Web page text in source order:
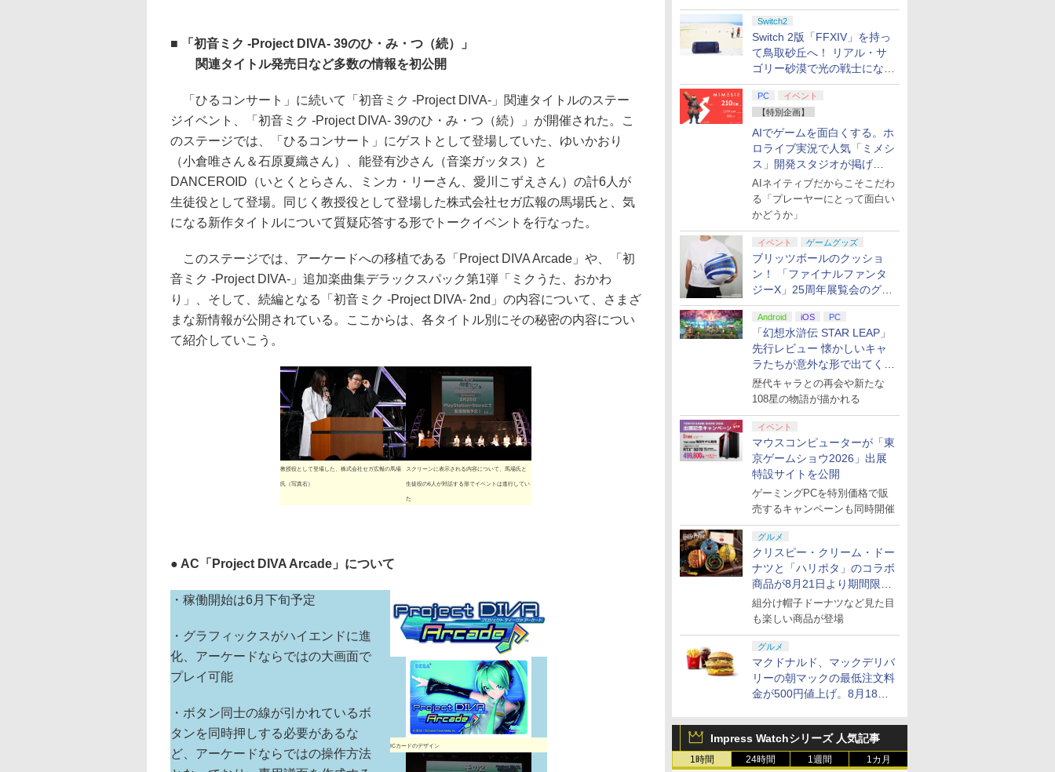
Switch2
Switch 2版「FFXIV」を持っ
て鳥取砂丘へ！ リアル・サ
ゴリー砂漠で光の戦士になっ
てみた
PC
イベント
【特別企画】
AIでゲームを面白くする。ホ
ロライブ実況で人気「ミメシ
ス」開発スタジオが掲げ
る“AI活用の信念”とは？【講
演レポート】
AIネイティブだからこそこだわ
る「プレーヤーにとって面白い
かどうか」
イベント ゲームグッズ
ブリッツボールのクッショ
ン！ 「ファイナルファンタ
ジーX」25周年展覧会のグッ
ズ情報が公開
Android iOS PC
「幻想水滸伝 STAR LEAP」
先行レビュー 懐かしいキャ
ラたちが意外な形で出てくる
シリーズ完全新作！
歴代キャラとの再会や新たな
108星の物語が描かれる
イベント
マウスコンピューターが「東
京ゲームショウ2026」出展
特設サイトを公開
ゲーミングPCを特別価格で販
売するキャンペーンも同時開催
グルメ
クリスピー・クリーム・ドー
ナツと「ハリポタ」のコラボ
商品が8月21日より期間限定
で発売
組分け帽子ドーナツなど見た目
も楽しい商品が登場
グルメ
マクドナルド、マックデリバ
リーの朝マックの最低注文料
金が500円値上げ。8月18日
Impress Watchシリーズ 人気記事
1時間 24時間 1週間 1カ月
■ 「初音ミク -Project DIVA- 39のひ・み・つ（続）」
関連タイトル発売日など多数の情報を初公開
「ひるコンサート」に続いて「初音ミク -Project DIVA-」関連タイトルのステー
ジイベント、「初音ミク -Project DIVA- 39のひ・み・つ（続）」が開催された。こ
のステージでは、「ひるコンサート」にゲストとして登場していた、ゆいかおり
（小倉唯さん＆石原夏織さん）、能登有沙さん（音楽ガッタス）と
DANCEROID（いとくとらさん、ミンカ・リーさん、愛川こずえさん）の計6人が
生徒役として登場。同じく教授役として登場した株式会社セガ広報の馬場氏と、気
になる新作タイトルについて質疑応答する形でトークイベントを行なった。
このステージでは、アーケードへの移植である「Project DIVA Arcade」や、「初
音ミク -Project DIVA-」追加楽曲集デラックスパック第1弾「ミクうた、おかわ
り」、そして、続編となる「初音ミク -Project DIVA- 2nd」の内容について、さまざ
まな新情報が公開されている。ここからは、各タイトル別にその秘密の内容につい
て紹介していこう。
教授役として登場した、株式会社セガ広報の馬場
氏（写真右）
スクリーンに表示される内容について、馬場氏と
生徒役の6人が対話する形でイベントは進行してい
た
● AC「Project DIVA Arcade」について
ICカードのデザイン
・稼働開始は6月下旬予定
・グラフィックスがハイエンドに進
化、アーケードならではの大画面で
プレイ可能
・ボタン同士の線が引かれているボ
タンを同時押しする必要があるな
ど、アーケードならではの操作方法